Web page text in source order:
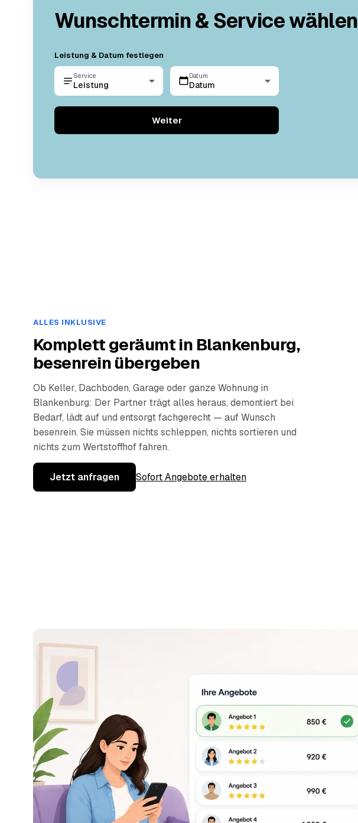
Wunschtermin & Service wählen
Leistung & Datum festlegen
Service
Leistung
Datum
Datum
Weiter
ALLES INKLUSIVE
Komplett geräumt in Blankenburg,
besenrein übergeben
Ob Keller, Dachboden, Garage oder ganze Wohnung in
Blankenburg: Der Partner trägt alles heraus, demontiert bei
Bedarf, lädt auf und entsorgt fachgerecht — auf Wunsch
besenrein. Sie müssen nichts schleppen, nichts sortieren und
nichts zum Wertstoffhof fahren.
Jetzt anfragen Sofort Angebote erhalten